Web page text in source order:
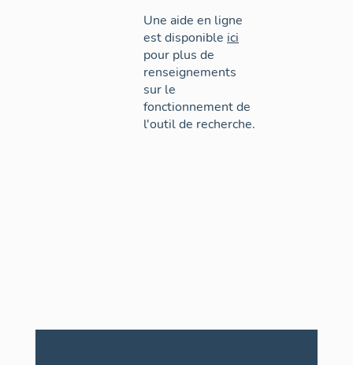
Une aide en ligne
est disponible ici
pour plus de
renseignements
sur le
fonctionnement de
l'outil de recherche.